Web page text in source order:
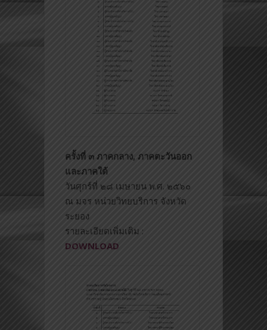
ครั้งที่ ๓ ภาคกลาง, ภาคตะวันออก
และภาคใต้
วันศุกร์ที่ ๒๘ เมษายน พ.ศ. ๒๕๖๐
ณ มจร หน่วยวิทยบริการ จังหวัด
ระยอง
รายละเอียดเพิ่มเติม :
DOWNLOAD